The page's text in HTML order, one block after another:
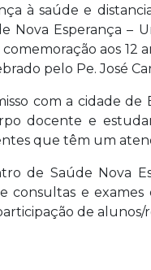
à saúde e
Nova Esperança –
aos 12
pelo Pe. José
com a cidade
docente e
que têm um
de Saúde Nova
consultas e
de alunos/